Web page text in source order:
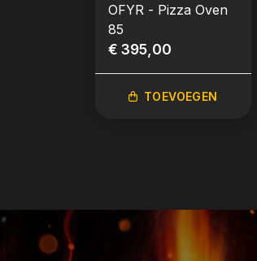
OFYR - Pizza Oven
85
€ 395,00
TOEVOEGEN